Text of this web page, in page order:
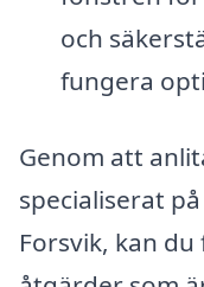
och
fungera
Genom att
specialiserat
Forsvik, kan